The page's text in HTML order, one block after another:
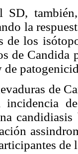
la
de los
de Candida
de
incidencia